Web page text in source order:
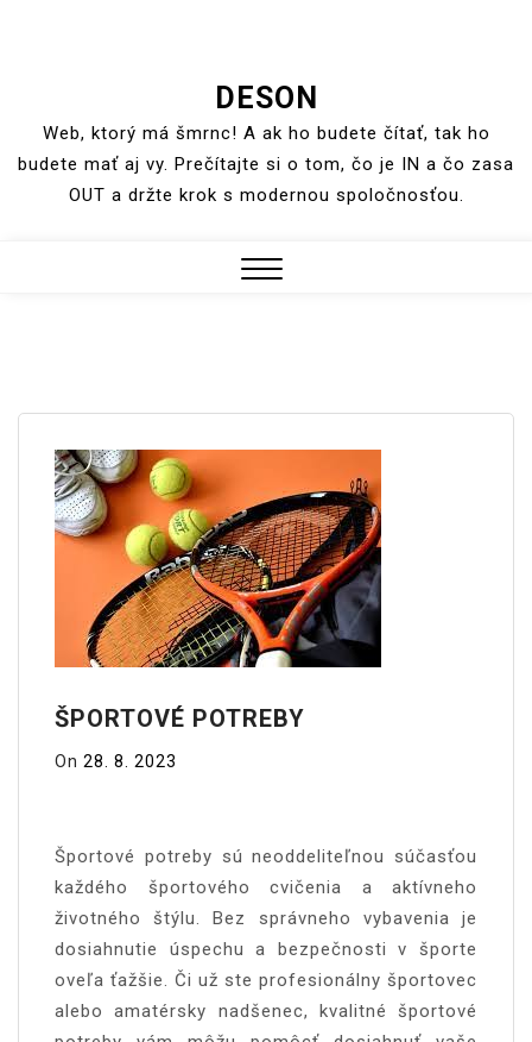
content
DESON
Web, ktorý má šmrnc! A ak ho budete čítať, tak ho
budete mať aj vy. Prečítajte si o tom, čo je IN a čo zasa
OUT a držte krok s modernou spoločnosťou.
ŠPORTOVÉ POTREBY
On 28. 8. 2023
Športové potreby sú neoddeliteľnou súčasťou
každého športového cvičenia a aktívneho
životného štýlu. Bez správneho vybavenia je
dosiahnutie úspechu a bezpečnosti v športe
oveľa ťažšie. Či už ste profesionálny športovec
alebo amatérsky nadšenec, kvalitné športové